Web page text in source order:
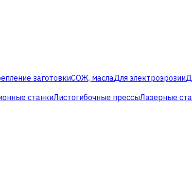
заготовкиСОЖ, маслаДля электроэрозии
станкиЛистогибочные прессыЛазерные